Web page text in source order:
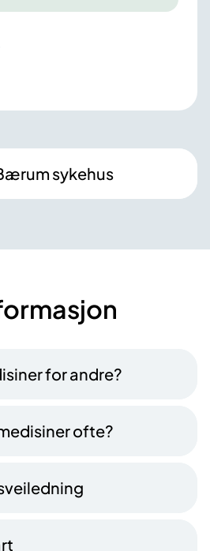
sykehus
for andre?
ofte?